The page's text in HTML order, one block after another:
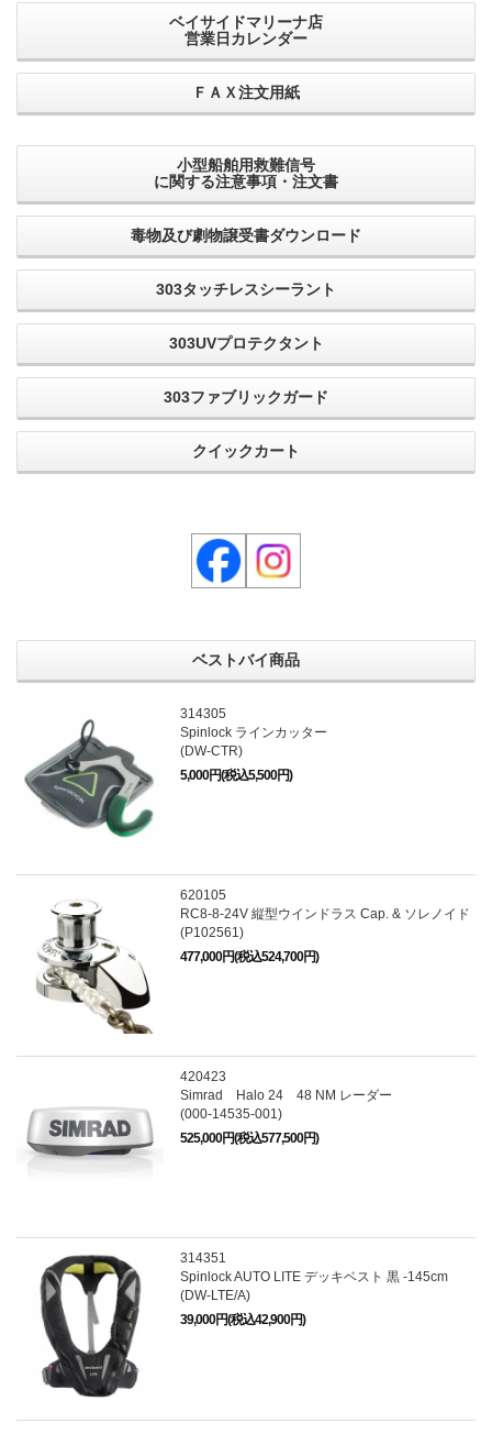
ベイサイドマリーナ店
営業日カレンダー
ＦＡＸ注文用紙
小型船舶用救難信号
に関する注意事項・注文書
毒物及び劇物譲受書ダウンロード
303タッチレスシーラント
303UVプロテクタント
303ファブリックガード
クイックカート
ベストバイ商品
314305
Spinlock ラインカッター
(DW-CTR)
5,000円(税込5,500円)
620105
RC8-8-24V 縦型ウインドラス Cap. & ソレノイド
(P102561)
477,000円(税込524,700円)
420423
Simrad Halo 24 48 NM レーダー
(000-14535-001)
525,000円(税込577,500円)
314351
Spinlock AUTO LITE デッキベスト 黒 -145cm
(DW-LTE/A)
39,000円(税込42,900円)